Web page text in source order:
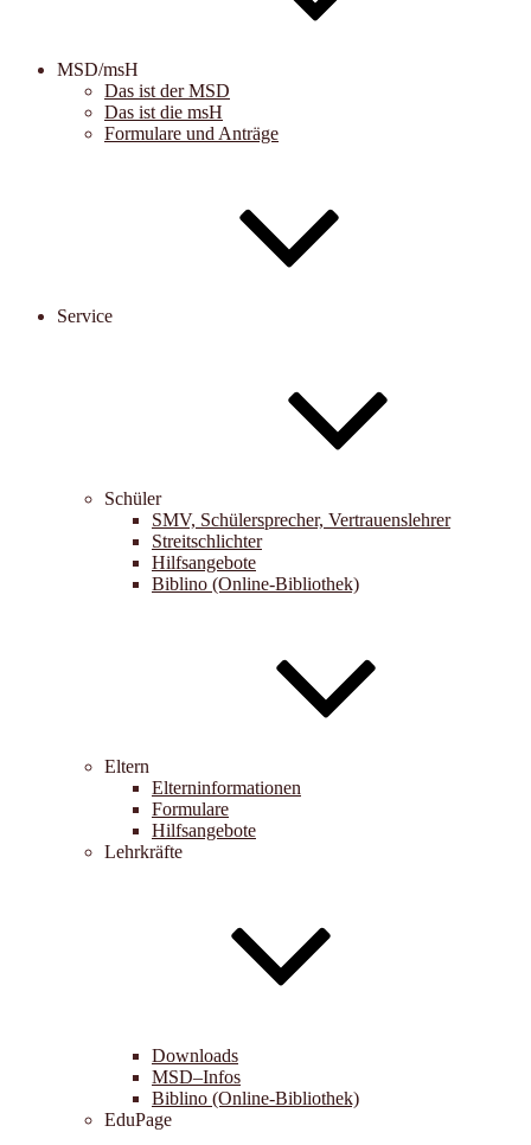
MSD/msH
Das ist der MSD
Das ist die msH
Formulare und Anträge
Service
Schüler
SMV, Schülersprecher, Vertrauenslehrer
Streitschlichter
Hilfsangebote
Biblino (Online-Bibliothek)
Eltern
Elterninformationen
Formulare
Hilfsangebote
Lehrkräfte
Downloads
MSD–Infos
Biblino (Online-Bibliothek)
EduPage